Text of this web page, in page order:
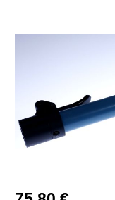
Regulärer Preis: